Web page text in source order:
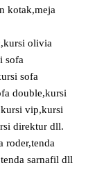
kotak,meja
olivia
sofa
sofa
double,kursi
vip,kursi
direktur dll.
roder,tenda
sarnafil dll